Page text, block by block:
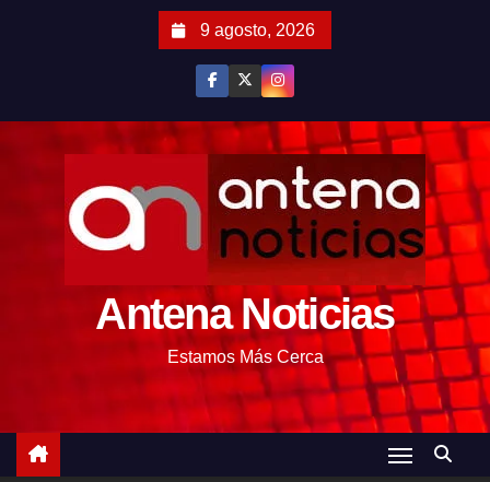
9 agosto, 2026
Antena Noticias
Estamos Más Cerca